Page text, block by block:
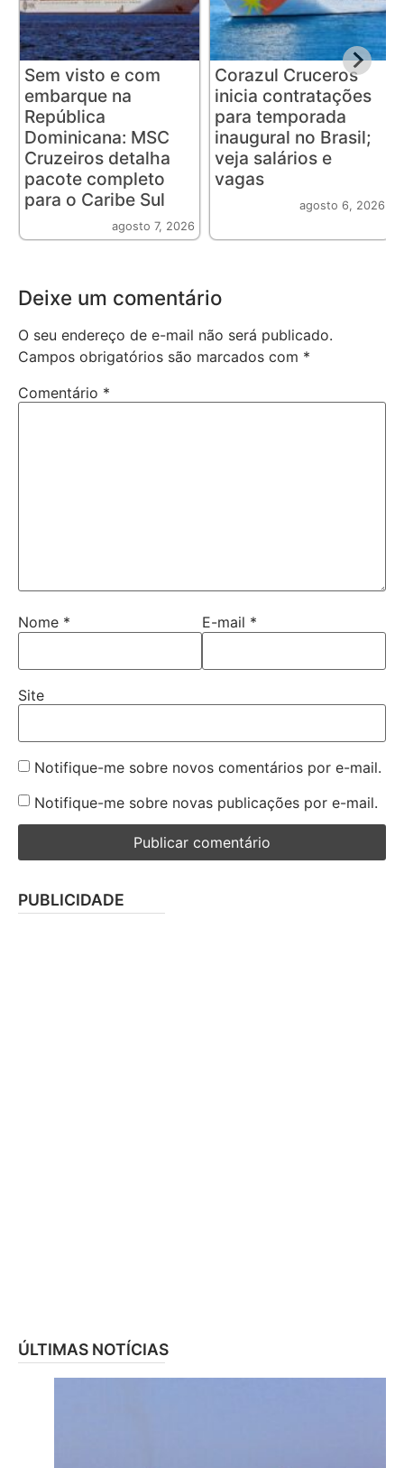
Sem visto e com
embarque na
República
Dominicana: MSC
Cruzeiros detalha
pacote completo
para o Caribe Sul
agosto 7, 2026
Corazul Cruceros
inicia contratações
para temporada
inaugural no Brasil;
veja salários e
vagas
agosto 6, 2026
Deixe um comentário
O seu endereço de e-mail não será publicado.
Campos obrigatórios são marcados com *
Comentário *
Nome * E-mail *
Site
Notifique-me sobre novos comentários por e-mail.
Notifique-me sobre novas publicações por e-mail.
PUBLICIDADE
ÚLTIMAS NOTÍCIAS